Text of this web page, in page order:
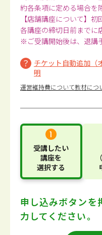
約各条項に定める場合を
【店舗講座について】
各講座の締切日前までに
※ご受講開始後は、退講
チケット自動追加（
明
運営維持費について教材につ
受講したい
講座を
選択する
申し込みボタンを
力してください。